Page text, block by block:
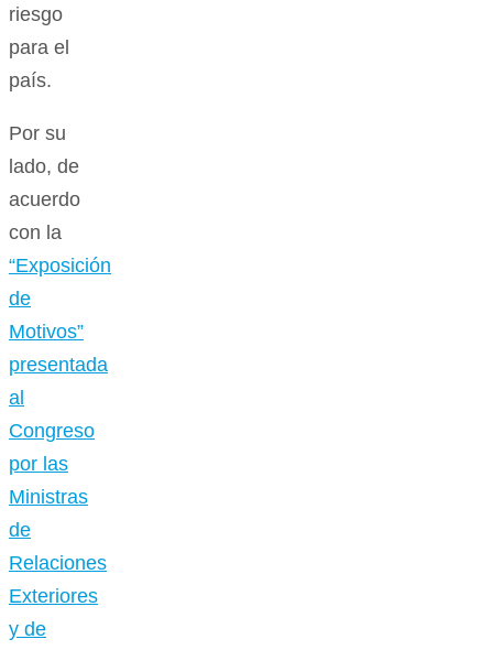
riesgo
para el
país.
Por su
lado, de
acuerdo
con la
“Exposición
de
Motivos”
presentada
al
Congreso
por las
Ministras
de
Relaciones
Exteriores
y de